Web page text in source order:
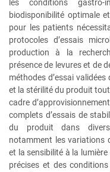
les conditions gastro-
biodisponibilité optimale
pour les patients
protocoles d’essais
production à la
présence de levures et de
méthodes d’essai
et la stérilité du produit
cadre
complets d’essais de
du produit dans
notamment les variations
et la sensibilité à la
précises et des